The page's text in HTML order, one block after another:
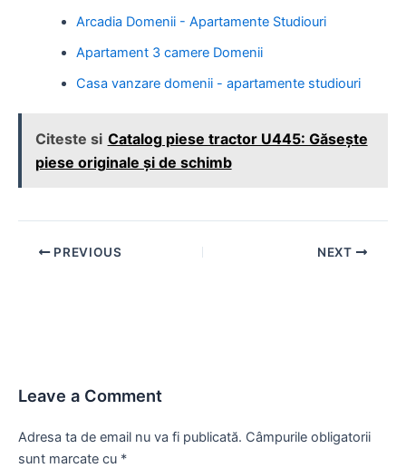
Arcadia Domenii - Apartamente Studiouri
Apartament 3 camere Domenii
Casa vanzare domenii - apartamente studiouri
Citeste si Catalog piese tractor U445: Găsește
piese originale și de schimb
Post PREVIOUS NEXT
Leave a Comment
Adresa ta de email nu va fi publicată. Câmpurile obligatorii
sunt marcate cu *